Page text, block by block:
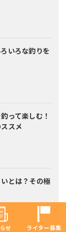
いろな釣りを
って楽しむ！
スメ
とは？ その極
せ ライター募集